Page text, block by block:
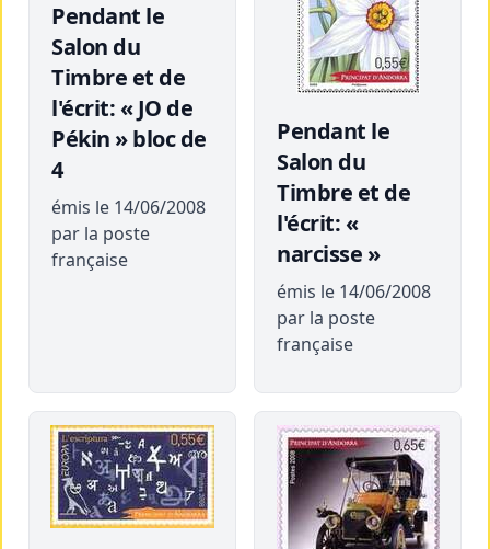
Pendant le
Salon du
Timbre et de
l'écrit: « JO de
Pékin » bloc de
4
émis le 14/06/2008
par la poste
française
Pendant le
Salon du
Timbre et de
l'écrit: «
narcisse »
émis le 14/06/2008
par la poste
française